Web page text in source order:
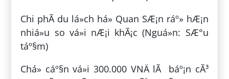
Chi phÃ­ du lá»ch há» Quan SÆ¡n ráº» hÆ¡n
nhiá»u so vá»i nÆ¡i khÃ¡c (Nguá»n: SÆ°u
táº§m)
Chá» cáº§n vá»i 300.000 VNÄ lÃ báº¡n cÃ³